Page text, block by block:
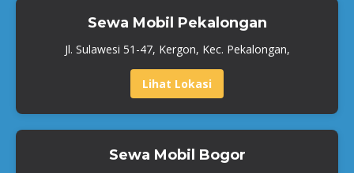
Sewa Mobil Pekalongan
Jl. Sulawesi 51-47, Kergon, Kec. Pekalongan,
Lihat Lokasi
Sewa Mobil Bogor